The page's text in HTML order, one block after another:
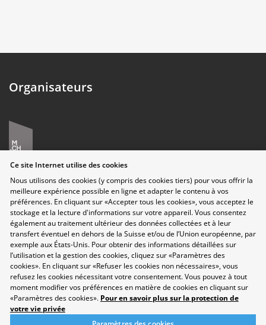
Organisateurs
Protection des données
Disclaimer
Contact
Paramètres des cookies
Développement durable
Salon
Domaines professionnels
Ce site Internet utilise des cookies
Nous utilisons des cookies (y compris des cookies tiers) pour vous offrir la
meilleure expérience possible en ligne et adapter le contenu à vos
préférences. En cliquant sur «Accepter tous les cookies», vous acceptez le
stockage et la lecture d'informations sur votre appareil. Vous consentez
également au traitement ultérieur des données collectées et à leur
transfert éventuel en dehors de la Suisse et/ou de l’Union européenne, par
exemple aux États-Unis. Pour obtenir des informations détaillées sur
l’utilisation et la gestion des cookies, cliquez sur «Paramètres des
cookies». En cliquant sur «Refuser les cookies non nécessaires», vous
refusez les cookies nécessitant votre consentement. Vous pouvez à tout
moment modifier vos préférences en matière de cookies en cliquant sur
«Paramètres des cookies». Pour en savoir plus sur la protection de
votre vie privée